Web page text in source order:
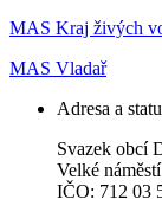
MAS Kraj živých
MAS Vladař
Adresa a
Svazek obcí
Velké
IČO: 712 03